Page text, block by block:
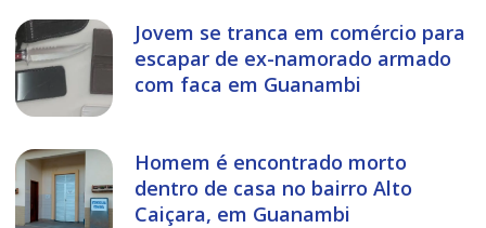
Jovem se tranca em comércio para
escapar de ex-namorado armado
com faca em Guanambi
Homem é encontrado morto
dentro de casa no bairro Alto
Caiçara, em Guanambi